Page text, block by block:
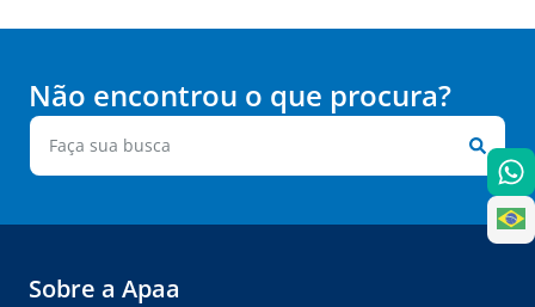
Não encontrou o que procura?
Sobre a Apaa